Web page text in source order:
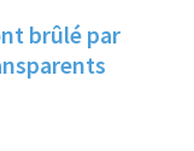
brûlé par